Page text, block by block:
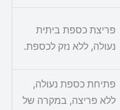
פריצת כספת ביתית
נעולה, ללא נזק לכספת.
פתיחת כספת נעולה,
ללא פריצה, במקרה של